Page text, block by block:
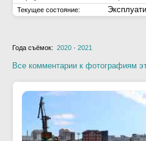
Текущее состояние:
Года съёмок: 2020 · 2021
Все комментарии к фотографиям